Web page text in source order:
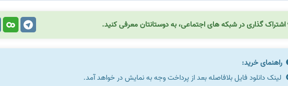
اشتراک گذاری در شبکه های اجتماعی، به دوستانتان معرفی کنید.
راهنمای خرید:
لینک دانلود فایل بلافاصله بعد از پرداخت وجه به نمایش در خواهد آمد.